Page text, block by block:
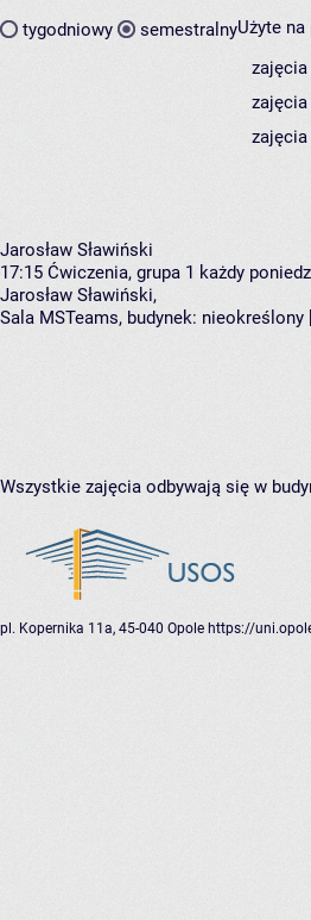
tygodniowy semestralnyUżyte
zajęcia
Jarosław Sławiński
17:15 Ćwiczenia, grupa 1 każdy
Jarosław Sławiński,
Sala MSTeams, budynek: nieokreślony
Wszystkie zajęcia odbywają się w
pl. Kopernika 11a, 45-040 Opole https://